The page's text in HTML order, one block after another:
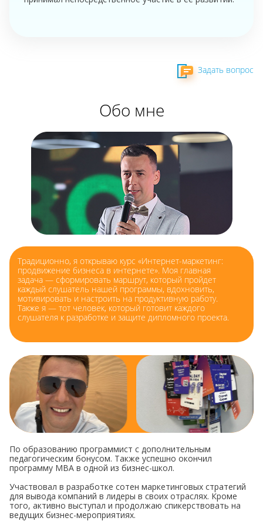
Задать вопрос
Обо мне
Традиционно, я открываю курс «Интернет-маркетинг:
продвижение бизнеса в интернете». Моя главная
задача — сформировать маршрут, который пройдет
каждый слушатель нашей программы, вдохновить,
мотивировать и настроить на продуктивную работу.
Также я — тот человек, который готовит каждого
слушателя к разработке и защите дипломного проекта.
По образованию программист с дополнительным
педагогическим бонусом. Также успешно окончил
программу MBA в одной из бизнес-школ.
Участвовал в разработке сотен маркетинговых стратегий
для вывода компаний в лидеры в своих отраслях. Кроме
того, активно выступал и продолжаю спикерствовать на
ведущих бизнес-мероприятиях.